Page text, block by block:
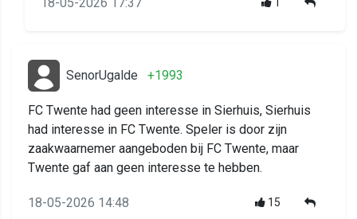
SenorUgalde +1993
FC Twente had geen interesse in Sierhuis, Sierhuis
had interesse in FC Twente. Speler is door zijn
zaakwaarnemer aangeboden bij FC Twente, maar
Twente gaf aan geen interesse te hebben.
18-05-2026 14:48 15